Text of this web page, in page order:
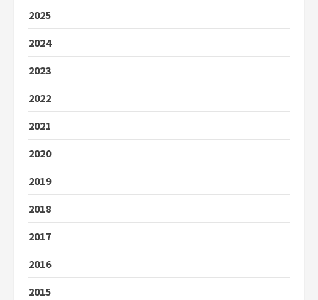
2025
2024
2023
2022
2021
2020
2019
2018
2017
2016
2015